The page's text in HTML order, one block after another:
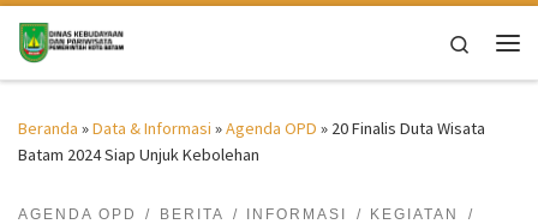
Skip to content
Search
Beranda »Data & Informasi »Agenda OPD » 20 Finalis Duta Wisata
Batam 2024 Siap Unjuk Kebolehan
AGENDA OPD BERITA INFORMASI
KEGIATAN